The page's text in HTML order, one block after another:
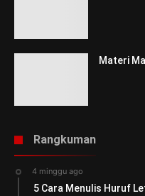
Materi
Rangkuman
4 minggu ago
5 Cara Menulis Huruf